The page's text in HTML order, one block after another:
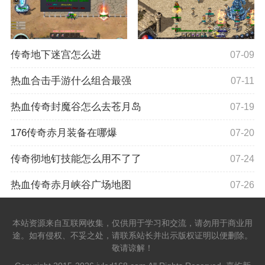
传奇地下迷宫怎么进 07-09
热血合击手游什么组合最强 07-11
热血传奇封魔谷怎么去苍月岛 07-19
176传奇赤月装备在哪爆 07-20
传奇彻地钉技能怎么用不了了 07-24
热血传奇赤月峡谷广场地图 07-26
本站资源来自互联网收集，仅供用于学习和交流，请勿用于商业用
途。如有侵权、不妥之处，请联系站长并出示版权证明以便删除。
敬请谅解！